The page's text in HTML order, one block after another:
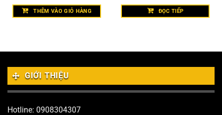
THÊM VÀO GIỎ HÀNG ĐỌC TIẾP
GIỚI THIỆU
Hotline: 0908304307